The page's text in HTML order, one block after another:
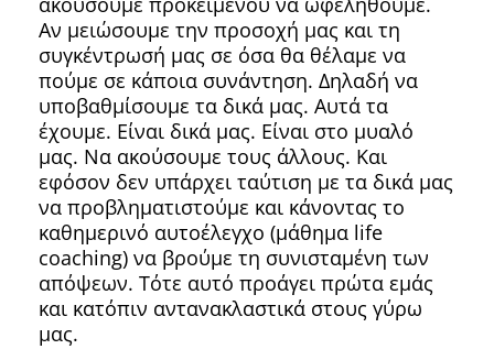
Αν μειώσουμε την προσοχή μας και τη
συγκέντρωσή μας σε όσα θα θέλαμε να
πούμε σε κάποια συνάντηση. Δηλαδή να
υποβαθμίσουμε τα δικά μας. Αυτά τα
έχουμε. Είναι δικά μας. Είναι στο μυαλό
μας. Να ακούσουμε τους άλλους. Και
εφόσον δεν υπάρχει ταύτιση με τα δικά μας
να προβληματιστούμε και κάνοντας το
καθημερινό αυτοέλεγχο (μάθημα life
coaching) να βρούμε τη συνισταμένη των
απόψεων. Τότε αυτό προάγει πρώτα εμάς
και κατόπιν αντανακλαστικά στους γύρω
μας.